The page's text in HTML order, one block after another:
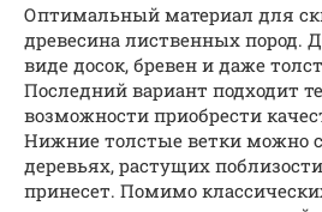
Оптимальный материал для
древесина лиственных пород.
виде досок, бревен и даже
Последний вариант подходит
возможности приобрести
Нижние толстые ветки можно
деревьях, растущих
принесет. Помимо